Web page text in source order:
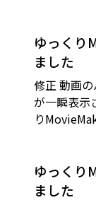
ゆっくり
ました
修正 動画
が一瞬表示
り
ゆっくり
ました